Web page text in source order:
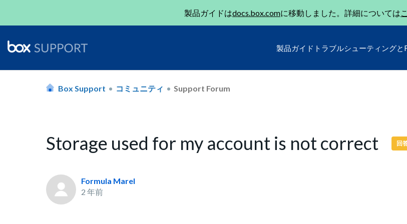
製品ガイドはdocs.box.comに移動しました。詳細については
製品ガイド トラブルシューティングと
Box Support コミュニティ Support Forum
Storage used for my account is not correct 回
Formula Marel
2 年前